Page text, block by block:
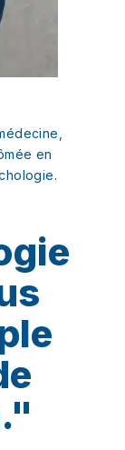
en